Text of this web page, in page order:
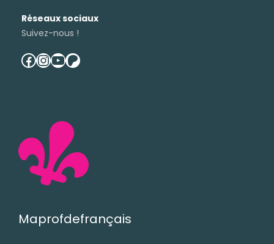
Réseaux sociaux
Suivez-nous !
facebook
instagram
youtube
patreon
Maprofdefrançais